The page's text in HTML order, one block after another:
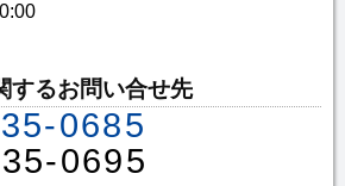
するお問い合せ先
0685
0695